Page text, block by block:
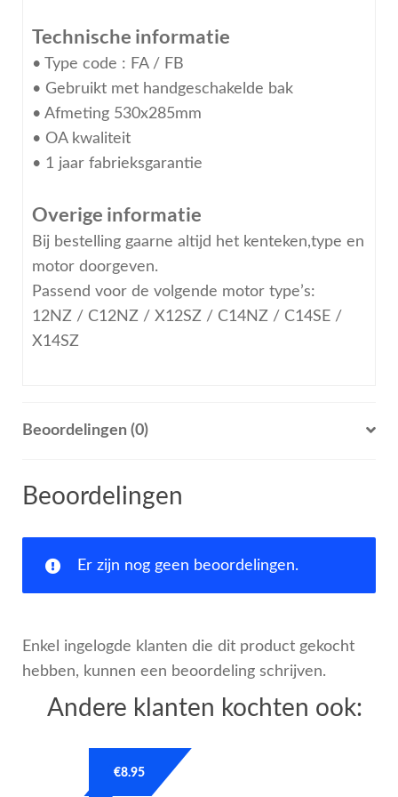
Technische informatie
• Type code : FA / FB
• Gebruikt met handgeschakelde bak
• Afmeting 530x285mm
• OA kwaliteit
• 1 jaar fabrieksgarantie
Overige informatie
Bij bestelling gaarne altijd het kenteken,type en
motor doorgeven.
Passend voor de volgende motor type’s:
12NZ / C12NZ / X12SZ / C14NZ / C14SE /
X14SZ
Beoordelingen (0)
Beoordelingen
Er zijn nog geen beoordelingen.
Enkel ingelogde klanten die dit product gekocht
hebben, kunnen een beoordeling schrijven.
Andere klanten kochten ook:
€8.95